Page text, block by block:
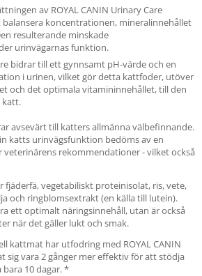
av ROYAL CANIN Urinary Care
koncentrationen, mineralinnehållet
resulterande minskade
urinvägarnas funktion.
bidrar till ett gynnsamt pH-värde och en
i urinen, vilket gör detta kattfoder, utöver
och det optimala vitamininnehållet, till den
katt.
avsevärt till katters allmänna välbefinnande.
katts urinvägsfunktion bedöms av en
rekommendationer - vilket också
vegetabiliskt proteinisolat, ris, vete,
och ringblomsextrakt (en källa till lutein).
ett optimalt näringsinnehåll, utan är också
när det gäller lukt och smak.
kattmat har utfodring med ROYAL CANIN
sig vara 2 gånger mer effektiv för att stödja
10 dagar. *